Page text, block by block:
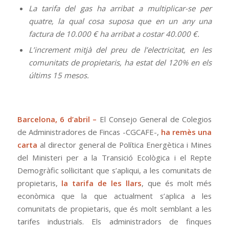
La tarifa del gas ha arribat a multiplicar-se per
quatre, la qual cosa suposa que en un any una
factura de 10.000 € ha arribat a costar 40.000 €.
L’increment mitjà del preu de l’electricitat, en les
comunitats de propietaris, ha estat del 120% en els
últims 15 mesos.
Barcelona, 6 d’abril – El Consejo General de Colegios
de Administradores de Fincas -CGCAFE-, ha remès una
carta al director general de Política Energètica i Mines
del Ministeri per a la Transició Ecològica i el Repte
Demogràfic sol·licitant que s’apliqui, a les comunitats de
propietaris, la tarifa de les llars, que és molt més
econòmica que la que actualment s’aplica a les
comunitats de propietaris, que és molt semblant a les
tarifes industrials. Els administradors de finques